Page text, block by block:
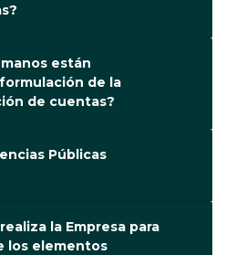
están
de la
de cuentas?
Públicas
la Empresa para
los elementos